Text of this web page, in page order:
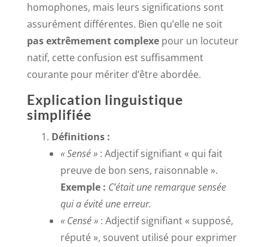
homophones, mais leurs significations sont
assurément différentes. Bien qu’elle ne soit
pas extrêmement complexepour un locuteur
natif, cette confusion est suffisamment
courante pour mériter d’être abordée.
Explication linguistique
simplifiée
Définitions :
« Sensé »: Adjectif signifiant « qui fait
preuve de bon sens, raisonnable ».
Exemple : C’était une remarque sensée
qui a évité une erreur.
« Censé »: Adjectif signifiant « supposé,
réputé », souvent utilisé pour exprimer